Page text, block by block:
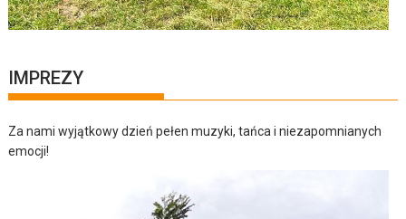
IMPREZY
Za nami wyjątkowy dzień pełen muzyki, tańca i niezapomnianych
emocji!